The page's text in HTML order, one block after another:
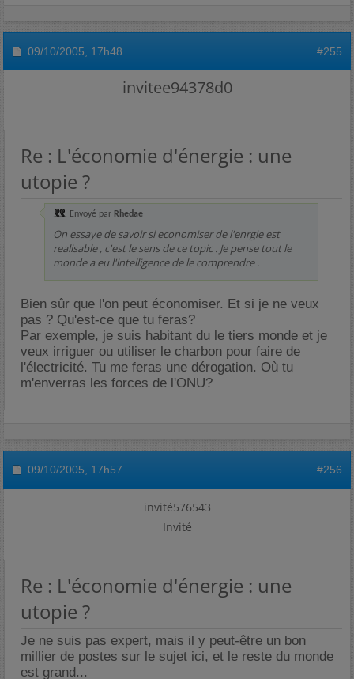
09/10/2005, 17h48 #255
invitee94378d0
Re : L'économie d'énergie : une
utopie ?
Envoyé par Rhedae
On essaye de savoir si economiser de l'enrgie est
realisable , c'est le sens de ce topic . Je pense tout le
monde a eu l'intelligence de le comprendre .
Bien sûr que l'on peut économiser. Et si je ne veux
pas ? Qu'est-ce que tu feras?
Par exemple, je suis habitant du le tiers monde et je
veux irriguer ou utiliser le charbon pour faire de
l'électricité. Tu me feras une dérogation. Où tu
m'enverras les forces de l'ONU?
09/10/2005, 17h57 #256
invité576543
Invité
Re : L'économie d'énergie : une
utopie ?
Je ne suis pas expert, mais il y peut-être un bon
millier de postes sur le sujet ici, et le reste du monde
est grand...